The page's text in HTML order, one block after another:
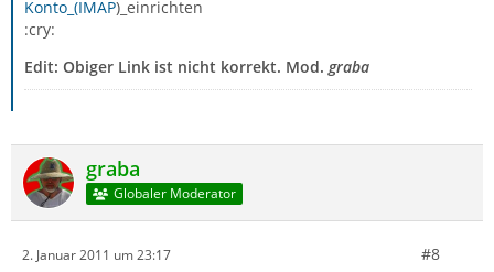
Konto_(IMAP)_einrichten
:cry:
Edit: Obiger Link ist nicht korrekt. Mod. graba
graba
Globaler Moderator
2. Januar 2011 um 23:17 #8